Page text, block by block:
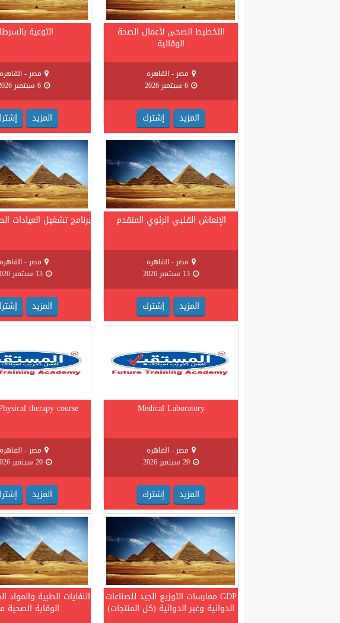
التخطيط الصحى لأعمال الصحة
الوقائية
مصر - القاهره
6 سبتمبر 2026
المزيد إشترك
التوعية
مصر - القاهره
6 سبتمبر 2026
المزيد
الإنعاش القلبي الرئوي المتقدم
مصر - القاهره
13 سبتمبر 2026
المزيد إشترك
برنامج تشغيل العيادات
مصر - القاهره
13 سبتمبر 2026
المزيد
Medical Laboratory
مصر - القاهره
20 سبتمبر 2026
المزيد إشترك
therapy course
مصر - القاهره
20 سبتمبر 2026
المزيد
GDP ممارسات التوزيع الجيد للصناعات
الدوائية وغير الدوائية (كل المنتجات)
النفايات الطبية
الوقاية الصحية